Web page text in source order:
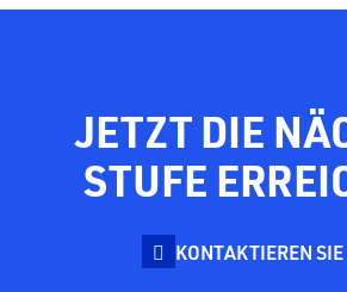
JETZT DIE
STUFE
KONTAKTIEREN